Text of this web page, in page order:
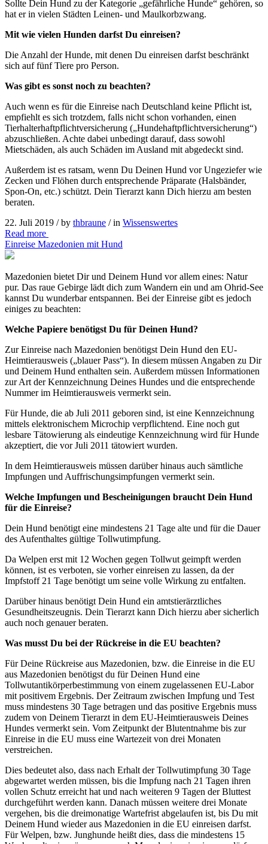
Sollte Dein Hund zu der Kategorie „gefährliche Hunde“ gehören, so
hat er in vielen Städten Leinen- und Maulkorbzwang.
Mit wie vielen Hunden darfst Du einreisen?
Die Anzahl der Hunde, mit denen Du einreisen darfst beschränkt
sich auf fünf Tiere pro Person.
Was gibt es sonst noch zu beachten?
Auch wenn es für die Einreise nach Deutschland keine Pflicht ist,
empfiehlt es sich trotzdem, falls nicht schon vorhanden, einen
Tierhalterhaftpflichtversicherung („Hundehaftpflichtversicherung“)
abzuschließen. Achte dabei unbedingt darauf, dass sowohl
Mietschäden, als auch Schäden im Ausland mit abgedeckt sind.
Außerdem ist es ratsam, wenn Du Deinen Hund vor Ungeziefer wie
Zecken und Flöhen durch entsprechende Präparate (Halsbänder,
Spon-On, etc.) schützt. Dein Tierarzt kann Dich hierzu am besten
beraten.
22. Juli 2019 /by thbraune / in Wissenswertes
Read more
Einreise Mazedonien mit Hund
Mazedonien bietet Dir und Deinem Hund vor allem eines: Natur
pur. Das raue Gebirge lädt dich zum Wandern ein und am Ohrid-See
kannst Du wunderbar entspannen. Bei der Einreise gibt es jedoch
einiges zu beachten:
Welche Papiere benötigst Du für Deinen Hund?
Zur Einreise nach Mazedonien benötigst Dein Hund den EU-
Heimtierausweis („blauer Pass“). In diesem müssen Angaben zu Dir
und Deinem Hund enthalten sein. Außerdem müssen Informationen
zur Art der Kennzeichnung Deines Hundes und die entsprechende
Nummer im Heimtierausweis vermerkt sein.
Für Hunde, die ab Juli 2011 geboren sind, ist eine Kennzeichnung
mittels elektronischem Microchip verpflichtend. Eine noch gut
lesbare Tätowierung als eindeutige Kennzeichnung wird für Hunde
akzeptiert, die vor Juli 2011 tätowiert wurden.
In dem Heimtierausweis müssen darüber hinaus auch sämtliche
Impfungen und Auffrischungsimpfungen vermerkt sein.
Welche Impfungen und Bescheinigungen braucht Dein Hund
für die Einreise?
Dein Hund benötigt eine mindestens 21 Tage alte und für die Dauer
des Aufenthaltes gültige Tollwutimpfung.
Da Welpen erst mit 12 Wochen gegen Tollwut geimpft werden
können, ist es verboten, sie vorher einreisen zu lassen, da der
Impfstoff 21 Tage benötigt um seine volle Wirkung zu entfalten.
Darüber hinaus benötigt Dein Hund ein amtstierärztliches
Gesundheitszeugnis. Dein Tierarzt kann Dich hierzu aber sicherlich
auch noch genauer beraten.
Was musst Du bei der Rückreise in die EU beachten?
Für Deine Rückreise aus Mazedonien, bzw. die Einreise in die EU
aus Mazedonien benötigst du für Deinen Hund eine
Tollwutantikörperbestimmung von einem zugelassenen EU-Labor
mit positivem Ergebnis. Der Zeitraum zwischen Impfung und Test
muss mindestens 30 Tage betragen und das positive Ergebnis muss
zudem von Deinem Tierarzt in dem EU-Heimtierausweis Deines
Hundes vermerkt sein. Vom Zeitpunkt der Blutentnahme bis zur
Einreise in die EU muss eine Wartezeit von drei Monaten
verstreichen.
Dies bedeutet also, dass nach Erhalt der Tollwutimpfung 30 Tage
abgewartet werden müssen, bis die Impfung nach 21 Tagen ihren
vollen Schutz erreicht hat und nach weiteren 9 Tagen der Bluttest
durchgeführt werden kann. Danach müssen weitere drei Monate
vergehen, bis die dreimonatige Wartefrist abgelaufen ist, bis Du mit
Deinem Hund wieder aus Mazedonien in die EU einreisen darfst.
Für Welpen, bzw. Junghunde heißt dies, dass die mindestens 15